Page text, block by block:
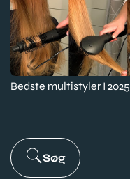
Bedste multistyler I 2025
Søg